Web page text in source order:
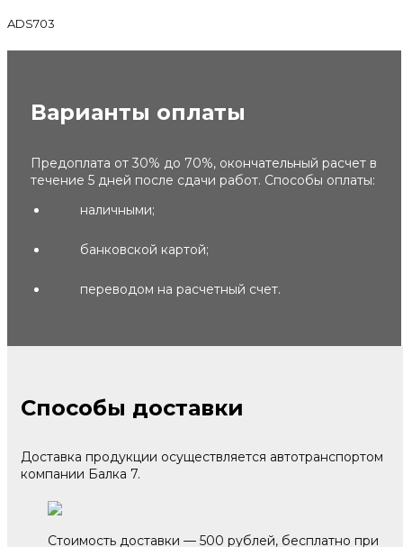
ADS703
Варианты оплаты
Предоплата от 30% до 70%, окончательный расчет в
течение 5 дней после сдачи работ. Способы оплаты:
наличными;
банковской картой;
переводом на расчетный счет.
Способы доставки
Доставка продукции осуществляется автотранспортом
компании Балка 7.
Стоимость доставки — 500 рублей, бесплатно при